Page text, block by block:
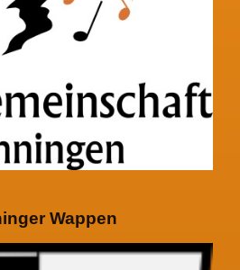
Wappen